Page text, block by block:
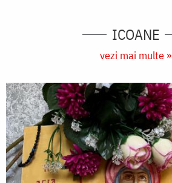
ICOANE
vezi mai multe »